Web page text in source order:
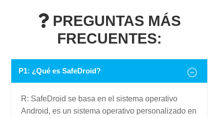
PREGUNTAS MÁS
FRECUENTES:
P1: ¿Qué es SafeDroid?
R: SafeDroid se basa en el sistema operativo
Android, es un sistema operativo personalizado en